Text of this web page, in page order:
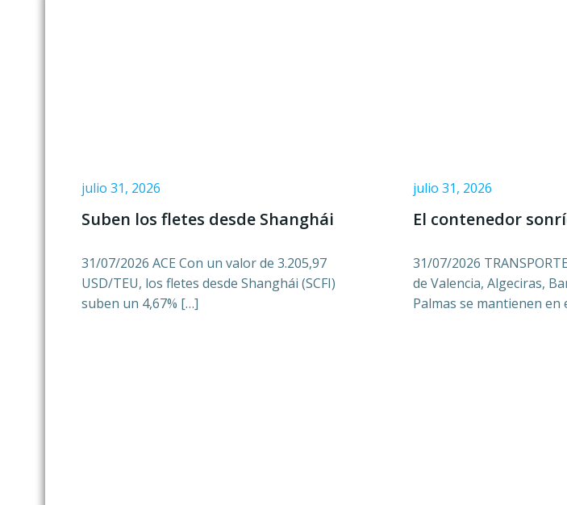
julio 31, 2026
Suben los fletes desde Shanghái
31/07/2026 ACE Con un valor de 3.205,97
USD/TEU, los fletes desde Shanghái (SCFI)
suben un 4,67% […]
julio 31, 2026
El contenedor
31/07/2026
de Valencia, Algeciras,
Palmas se mantienen en